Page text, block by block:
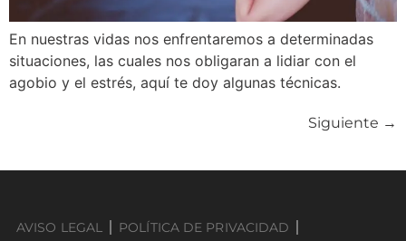
En nuestras vidas nos enfrentaremos a determinadas
situaciones, las cuales nos obligaran a lidiar con el
agobio y el estrés, aquí te doy algunas técnicas.
Siguiente →
AVISO LEGAL POLÍTICA DE PRIVACIDAD